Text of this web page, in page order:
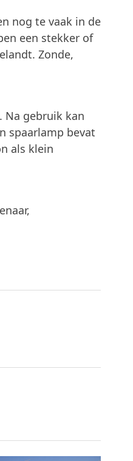
nog te vaak in de
een stekker of
Zonde,
Na gebruik kan
spaarlamp bevat
als klein